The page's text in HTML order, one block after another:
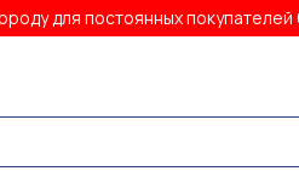
для постоянных